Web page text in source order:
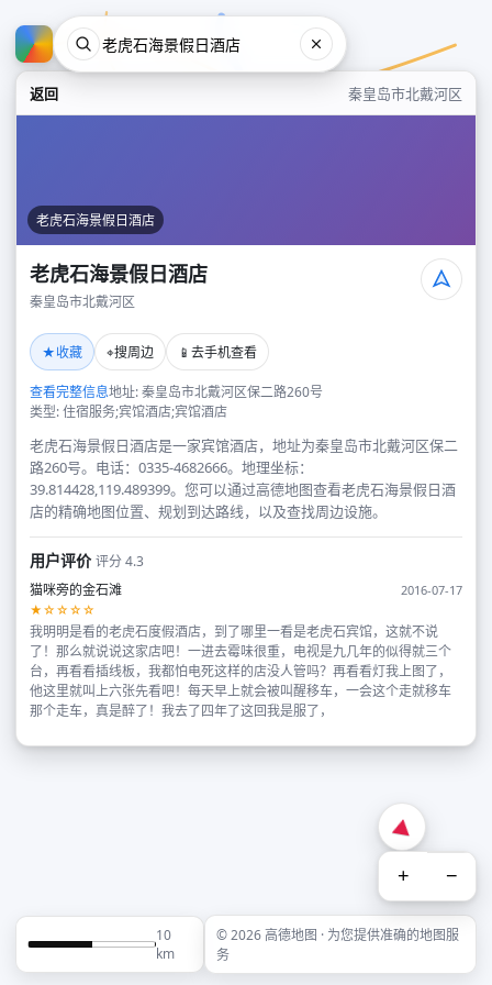
返回 秦皇岛市北戴河区
老虎石海景假日酒店
老虎石海景假日酒店
秦皇岛市北戴河区
★收藏 ⌖搜周边 📱 去手机查看
查看完整信息地址: 秦皇岛市北戴河区保二路260号
类型: 住宿服务;宾馆酒店;宾馆酒店
老虎石海景假日酒店是一家宾馆酒店，地址为秦皇岛市北戴河区保二
路260号。电话：0335-4682666。地理坐标：
39.814428,119.489399。您可以通过高德地图查看老虎石海景假日酒
店的精确地图位置、规划到达路线，以及查找周边设施。
用户评价评分 4.3
猫咪旁的金石滩
2016-07-17
★☆☆☆☆
我明明是看的老虎石度假酒店，到了哪里一看是老虎石宾馆，这就不说
了！那么就说说这家店吧！一进去霉味很重，电视是九几年的似得就三个
台，再看看插线板，我都怕电死这样的店没人管吗？再看看灯我上图了，
他这里就叫上六张先看吧！每天早上就会被叫醒移车，一会这个走就移车
那个走车，真是醉了！我去了四年了这回我是服了，
+ −
10
km
© 2026 高德地图 · 为您提供准确的地图服
务